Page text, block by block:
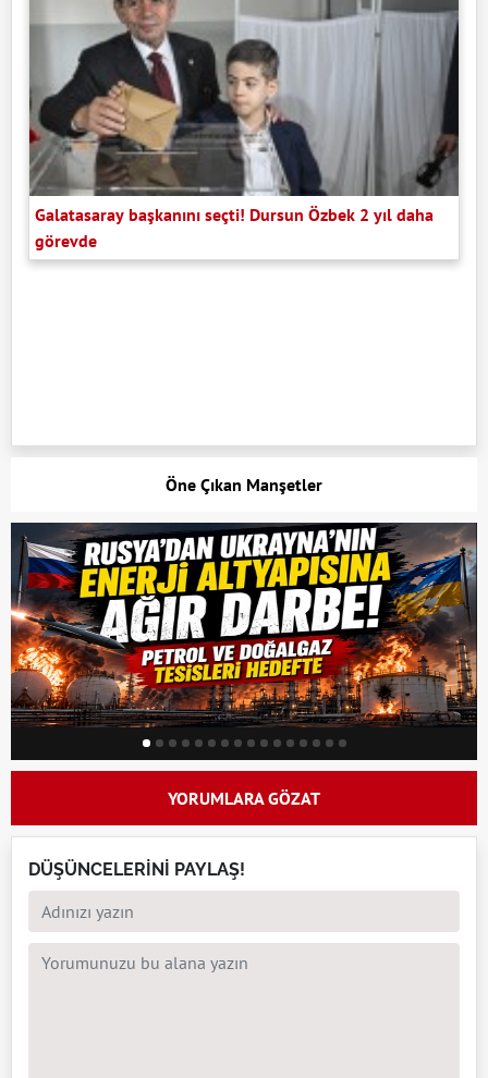
Galatasaray başkanını seçti! Dursun Özbek 2 yıl daha
görevde
Öne Çıkan Manşetler
YORUMLARA GÖZAT
DÜŞÜNCELERİNİ PAYLAŞ!